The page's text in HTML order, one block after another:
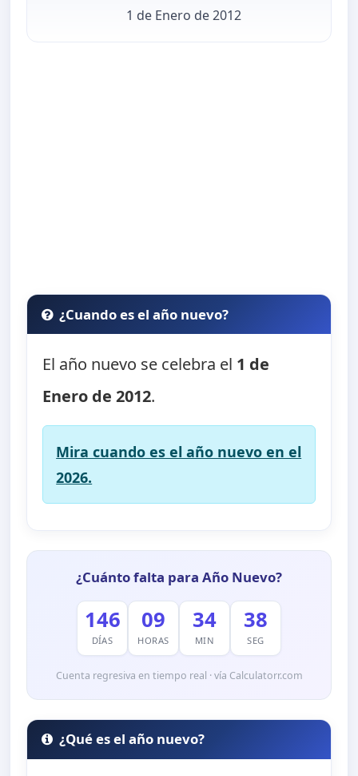
1 de Enero de 2012
¿Cuando es el año nuevo?
El año nuevo se celebra el 1 de
Enero de 2012.
Mira cuando es el año nuevo en el
2026.
¿Cuánto falta para Año Nuevo?
146
DÍAS
09
HORAS
34
MIN
36
SEG
Cuenta regresiva en tiempo real · vía Calculatorr.com
¿Qué es el año nuevo?